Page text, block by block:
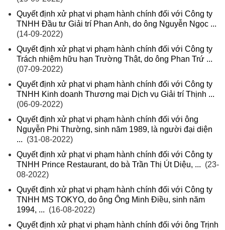
Quyết định xử phạt vi phạm hành chính đối với Công ty
TNHH Đầu tư Giải trí Phan Anh, do ông Nguyễn Ngọc ...
(14-09-2022)
Quyết định xử phạt vi phạm hành chính đối với Công ty
Trách nhiệm hữu hạn Trường Thật, do ông Phan Trứ ...
(07-09-2022)
Quyết định xử phạt vi phạm hành chính đối với Công ty
TNHH Kinh doanh Thương mại Dịch vụ Giải trí Thịnh ...
(06-09-2022)
Quyết định xử phạt vi phạm hành chính đối với ông
Nguyễn Phi Thường, sinh năm 1989, là người đại diện
... (31-08-2022)
Quyết định xử phạt vi phạm hành chính đối với Công ty
TNHH Prince Restaurant, do bà Trần Thị Út Diệu, ... (23-
08-2022)
Quyết định xử phạt vi phạm hành chính đối với Công ty
TNHH MS TOKYO, do ông Ông Minh Điều, sinh năm
1994, ... (16-08-2022)
Quyết định xử phạt vi phạm hành chính đối với ông Trịnh